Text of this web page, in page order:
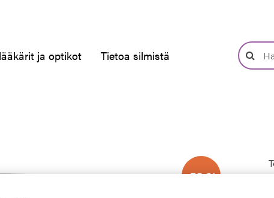
ja optikot Tietoa silmistä
-50 %